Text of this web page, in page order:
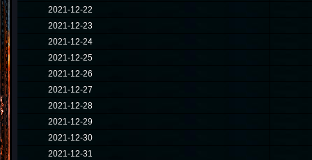
2021-12-22
2021-12-23
2021-12-24
2021-12-25
2021-12-26
2021-12-27
2021-12-28
2021-12-29
2021-12-30
2021-12-31